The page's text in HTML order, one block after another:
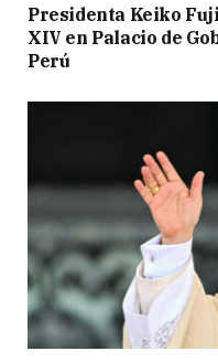
Presidenta Keiko
XIV en Palacio de
Perú